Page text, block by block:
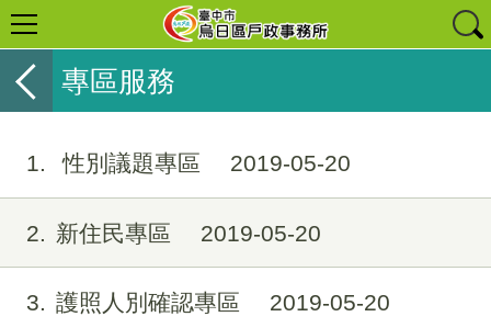
專區服務
1 性別議題專區 2019-05-20
2 新住民專區 2019-05-20
3 護照人別確認專區 2019-05-20